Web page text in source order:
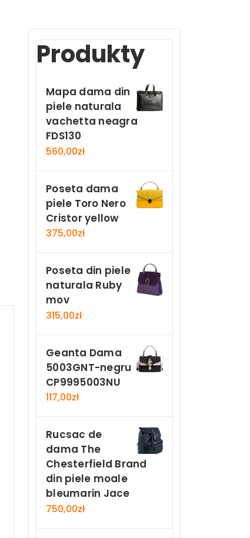
Produkty
Mapa dama din
piele naturala
vachetta neagra
FDS130
560,00zł
Poseta dama
piele Toro Nero
Cristor yellow
375,00zł
Poseta din piele
naturala Ruby
mov
315,00zł
Geanta Dama
5003GNT-negru
CP9995003NU
117,00zł
Rucsac de
dama The
Chesterfield Brand
din piele moale
bleumarin Jace
750,00zł